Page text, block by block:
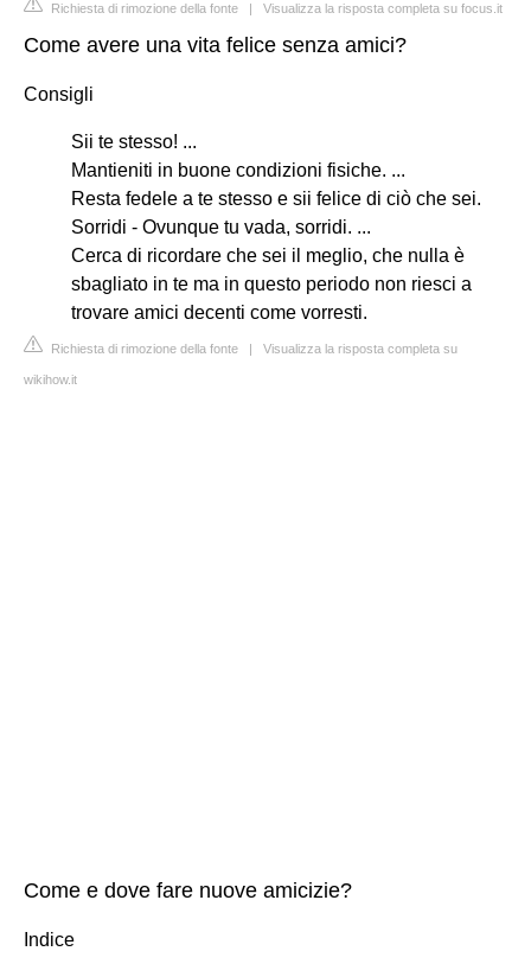
Richiesta di rimozione della fonte | Visualizza la risposta completa su focus.it
Come avere una vita felice senza amici?
Consigli
Sii te stesso! ...
Mantieniti in buone condizioni fisiche. ...
Resta fedele a te stesso e sii felice di ciò che sei.
Sorridi - Ovunque tu vada, sorridi. ...
Cerca di ricordare che sei il meglio, che nulla è
sbagliato in te ma in questo periodo non riesci a
trovare amici decenti come vorresti.
Richiesta di rimozione della fonte | Visualizza la risposta completa su
wikihow.it
Come e dove fare nuove amicizie?
Indice